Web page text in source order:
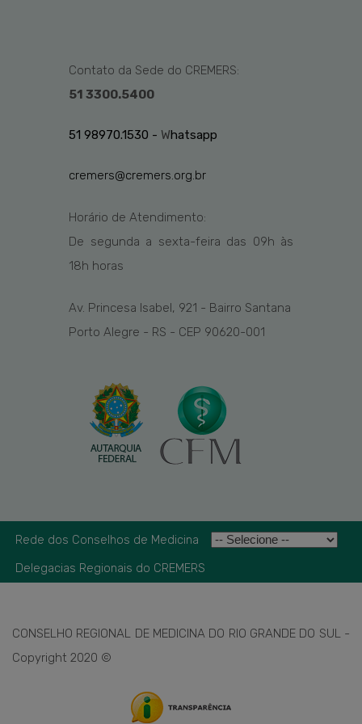
Contato da Sede do CREMERS:
51 3300.5400
51 98970.1530 - Whatsapp
cremers@cremers.org.br
Horário de Atendimento:
De segunda a sexta-feira das 09h às
18h horas
Av. Princesa Isabel, 921 - Bairro Santana
Porto Alegre - RS - CEP 90620-001
Rede dos Conselhos de Medicina
Delegacias Regionais do CREMERS
CONSELHO REGIONAL DE MEDICINA DO RIO GRANDE DO SUL -
Copyright 2020 ©